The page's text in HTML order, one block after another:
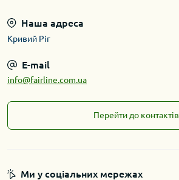
Наша адреса
Кривий Ріг
E-mail
info@fairline.com.ua
Перейти до контактів
Ми у соціальних мережах